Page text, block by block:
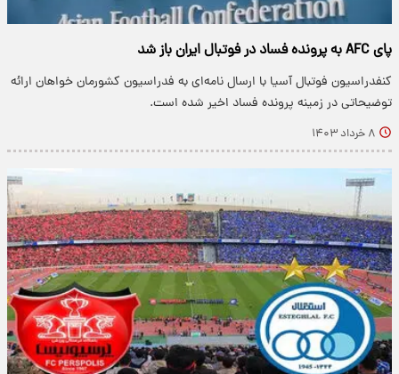
پای AFC به پرونده فساد در فوتبال ایران باز شد
کنفدراسیون فوتبال آسیا با ارسال نامه‌ای به فدراسیون کشورمان خواهان ارائه
توضیحاتی در زمینه پرونده فساد اخیر شده است.
۸ خرداد ۱۴۰۳